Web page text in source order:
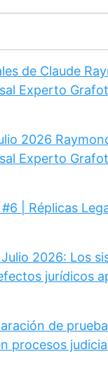
de Claude
Experto
2026
Experto
| Réplicas
2026: Los
jurídicos
de
procesos